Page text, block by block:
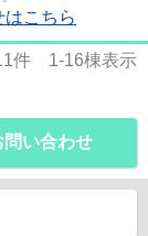
こちら
件 1-16棟表示
問い合わせ